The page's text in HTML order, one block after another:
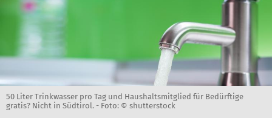
50 Liter Trinkwasser pro Tag und Haushaltsmitglied für Bedürftige
gratis? Nicht in Südtirol. - Foto: © shutterstock